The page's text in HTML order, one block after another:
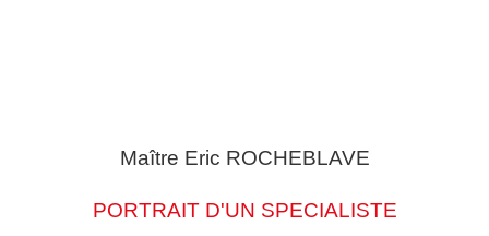
Maître Eric ROCHEBLAVE
PORTRAIT D'UN SPECIALISTE